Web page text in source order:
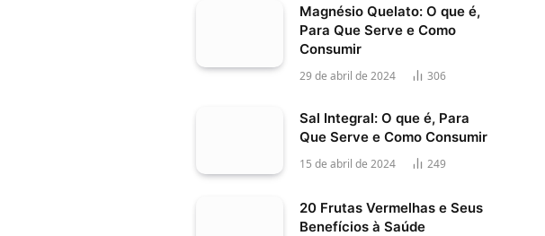
Magnésio Quelato: O que é,
Para Que Serve e Como
Consumir
29 de abril de 2024 306
Sal Integral: O que é, Para
Que Serve e Como Consumir
15 de abril de 2024 249
20 Frutas Vermelhas e Seus
Benefícios à Saúde